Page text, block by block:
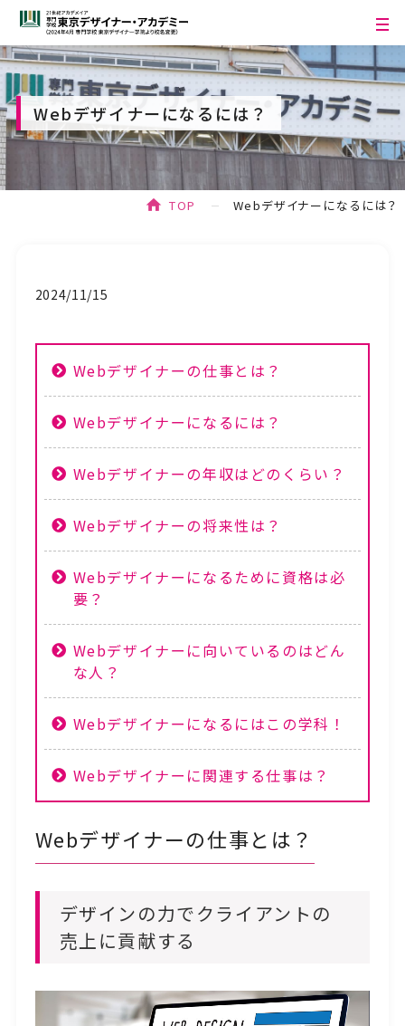
Webデザイナーになるには？
TOP Webデザイナーになるには？
2024/11/15
Webデザイナーの仕事とは？
Webデザイナーになるには？
Webデザイナーの年収はどのくらい？
Webデザイナーの将来性は？
Webデザイナーになるために資格は必
要？
Webデザイナーに向いているのはどん
な人？
Webデザイナーになるにはこの学科！
Webデザイナーに関連する仕事は？
Webデザイナーの仕事とは？
デザインの力でクライアントの
売上に貢献する